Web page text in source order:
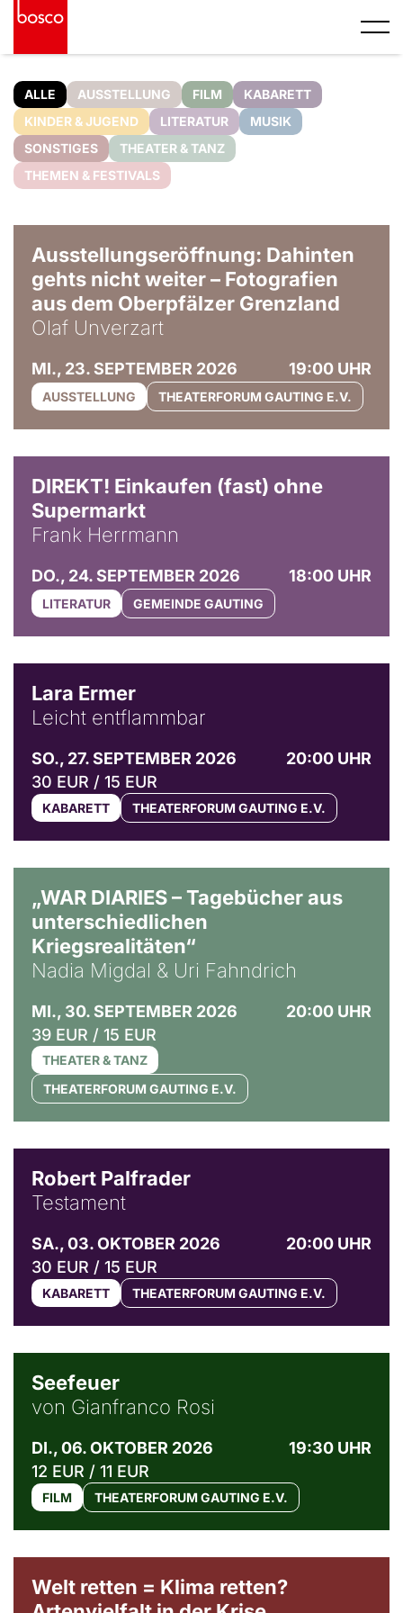
ALLE AUSSTELLUNG FILM
KABARETT
KINDER & JUGEND
LITERATUR
MUSIK
SONSTIGES
THEATER & TANZ
THEMEN & FESTIVALS
Ausstellungseröffnung: Dahinten
gehts nicht weiter – Fotografien
aus dem Oberpfälzer Grenzland
Olaf Unverzart
MI., 23. SEPTEMBER 2026 19:00 UHR
AUSSTELLUNG THEATERFORUM GAUTING E.V.
DIREKT! Einkaufen (fast) ohne
Supermarkt
Frank Herrmann
DO., 24. SEPTEMBER 2026 18:00 UHR
LITERATUR GEMEINDE GAUTING
Lara Ermer
Leicht entflammbar
SO., 27. SEPTEMBER 2026
20:00 UHR
30 EUR / 15 EUR
KABARETT THEATERFORUM GAUTING E.V.
„WAR DIARIES – Tagebücher aus
unterschiedlichen
Kriegsrealitäten“
Nadia Migdal & Uri Fahndrich
MI., 30. SEPTEMBER 2026
20:00 UHR
39 EUR / 15 EUR
THEATER & TANZ
THEATERFORUM GAUTING E.V.
Robert Palfrader
Testament
SA., 03. OKTOBER 2026
20:00 UHR
30 EUR / 15 EUR
KABARETT THEATERFORUM GAUTING E.V.
Seefeuer
von Gianfranco Rosi
DI., 06. OKTOBER 2026
19:30 UHR
12 EUR / 11 EUR
FILM THEATERFORUM GAUTING E.V.
Welt retten = Klima retten?